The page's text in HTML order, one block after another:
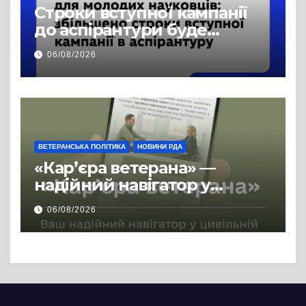
Строки вступної кампанії
до аспірантури буде
продовжено
06/08/2026
ВЕТЕРАНСЬКА ПОЛІТИКА НОВИНИ РДА
«Кар’єра ветерана» —
надійний навігатор у
цивільній професії
06/08/2026